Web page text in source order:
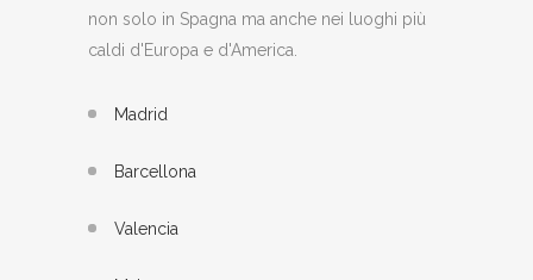
non solo in Spagna ma anche nei luoghi più
caldi d'Europa e d'America.
Madrid
Barcellona
Valencia